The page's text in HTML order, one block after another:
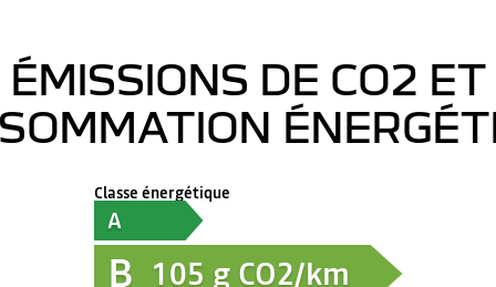
ÉMISSIONS DE CO2 ET
Classe énergétique
A
B 105 g CO2/km